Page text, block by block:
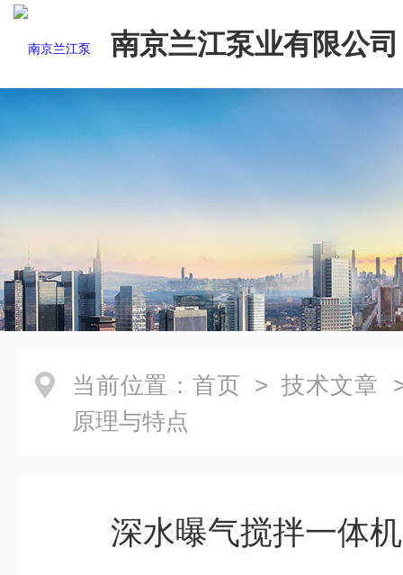
南京兰江泵业有限公司
当前位置： 首页 > 技术文章
原理与特点
深水曝气搅拌一体